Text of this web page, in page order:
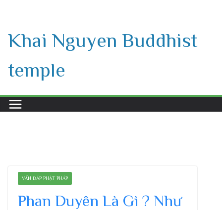
content
Khai Nguyen Buddhist
temple
VẤN ĐÁP PHẬT PHÁP
Phan Duyên Là Gì ? Như